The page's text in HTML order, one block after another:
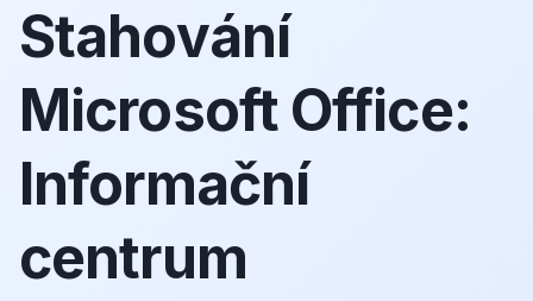
Stahování
Microsoft Office:
Informační
centrum